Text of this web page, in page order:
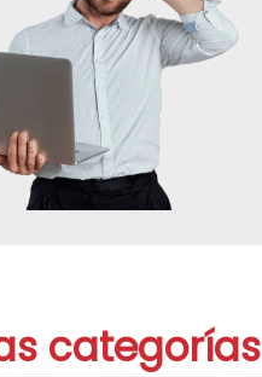
categorías
ventilador
televisor
licuadora
. neveras
telefono